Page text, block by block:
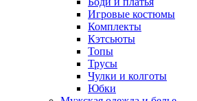
Игровые костюмы
Комплекты
Кэтсьюты
Топы
Трусы
Чулки и колготы
Юбки